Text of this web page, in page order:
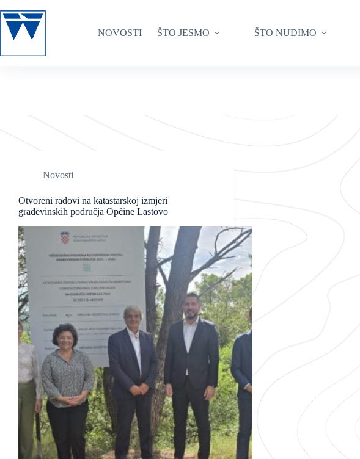
na
sadržaj
NOVOSTI ŠTO JESMO ŠTO NUDIMO
Novosti
Otvoreni radovi na katastarskoj izmjeri
građevinskih područja Općine Lastovo